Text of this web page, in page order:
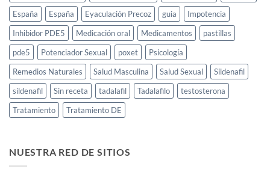
España
España Eyaculación Precoz guia
Impotencia
Inhibidor PDE5
Medicación oral Medicamentos
pastillas
pde5
Potenciador Sexual poxet
Psicología
Remedios Naturales
Salud Masculina Salud Sexual
Sildenafil
sildenafil
Sin receta tadalafil Tadalafilo
testosterona
Tratamiento
Tratamiento DE
NUESTRA RED DE SITIOS